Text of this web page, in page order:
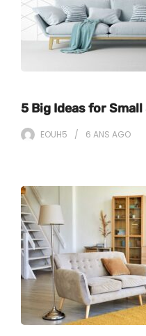
5 Big Ideas for Small
EOUH5 6 ANS AGO